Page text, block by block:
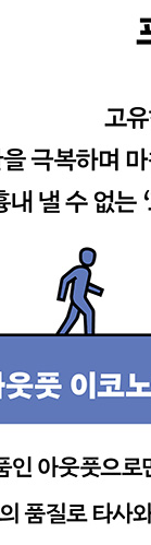
지갑을 연다
승리한다
트폰
팔아라
마를 상영합니다